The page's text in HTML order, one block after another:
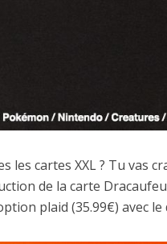
les cartes XXL ? Tu vas
de la carte
plaid (35.99€) avec